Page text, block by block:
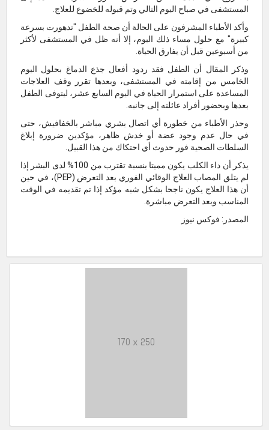
المستشفى في صباح اليوم التالي وتم قبوله للخضوع للعلاج.
وأكد الأطباء المشرفون على الحالة أن صحة الطفل "تدهورت بسرعة
كبيرة" مع حلول مساء ذلك اليوم، إلا أنه ظل في المستشفى لأكثر
من أسبوعين قبل أن يفارق الحياة.
وذكر المقال أن الطفل فقد ردود أفعال جذع الدماغ بحلول اليوم
الخامس من إقامته في المستشفى، وبعدها تقرر وقف العلاجات
المساعدة على استمرار الحياة في اليوم السابع عشر، ليتوفى الطفل
بعدها وبحضور أفراد عائلته إلى جانبه.
وحذر الأطباء من خطورة أي اتصال بشري مباشر بالخفافيش، حتى
في حال عدم وجود عضة أو خدش ظاهر، مؤكدين ضرورة إبلاغ
السلطات الصحية فور حدوث أي احتكاك من هذا القبيل.
يذكر أن داء الكلب يكون مميتا بنسبة تقترب من 100% لدى البشر إذا
لم يتلق المصاب العلاج الوقائي الفوري بعد التعرض (PEP)، في حين
أن هذا العلاج يكون ناجحا بشكل شبه مؤكد إذا تم تقديمه في الوقت
المناسب وبعد التعرض مباشرة.
المصدر: فوكس نيوز
170 x 250